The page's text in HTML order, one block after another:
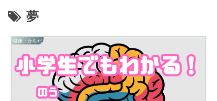
夢
健康・からだ